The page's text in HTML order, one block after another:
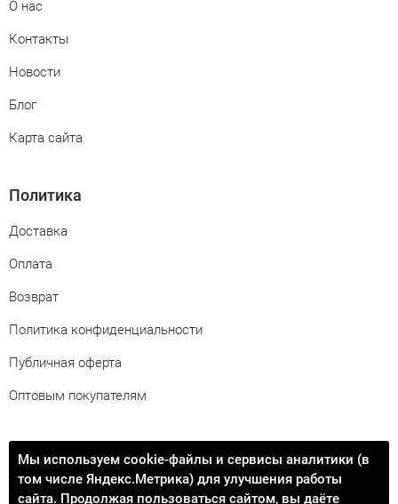
Мы используем cookie-файлы и сервисы аналитики (в
том числе Яндекс.Метрика) для улучшения работы
сайта. Продолжая пользоваться сайтом, вы даёте
О нас
Контакты
Новости
Блог
Карта сайта
Политика
Доставка
Оплата
Возврат
Политика конфиденциальности
Публичная оферта
Оптовым покупателям
Свяжитесь с нами
info@procontact74.ru